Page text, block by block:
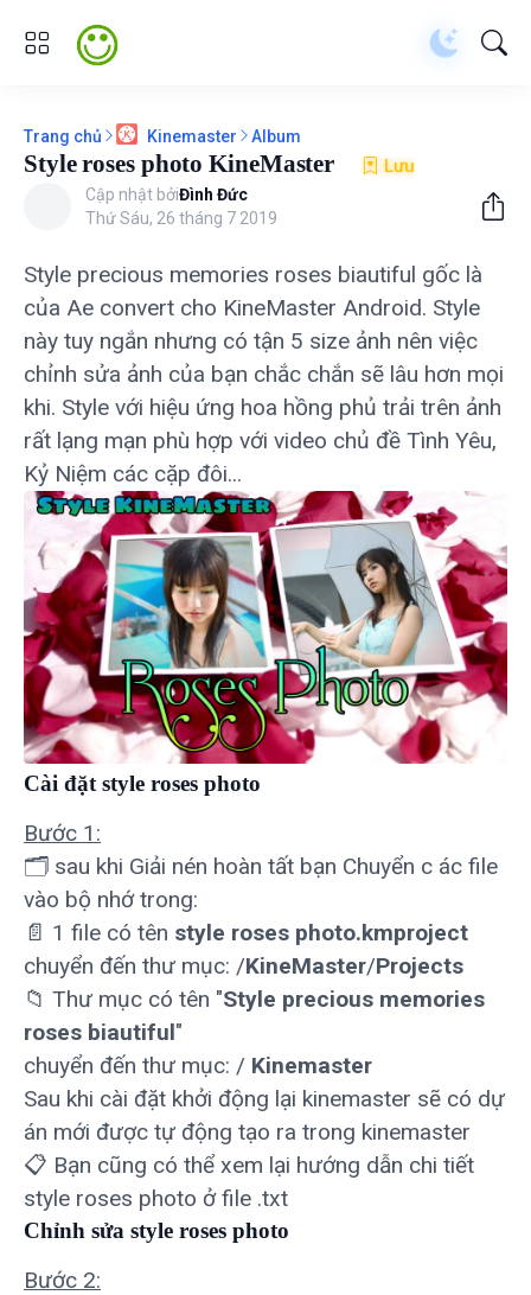
Trang chủ Kinemaster Album
Style roses photo KineMaster Lưu
Cập nhật bởiĐình Đức
Thứ Sáu, 26 tháng 7 2019
Style precious memories roses biautiful gốc là
của Ae convert cho KineMaster Android. Style
này tuy ngắn nhưng có tận 5 size ảnh nên việc
chỉnh sửa ảnh của bạn chắc chắn sẽ lâu hơn mọi
khi. Style với hiệu ứng hoa hồng phủ trải trên ảnh
rất lạng mạn phù hợp với video chủ đề Tình Yêu,
Kỷ Niệm các cặp đôi...
Cài đặt style roses photo
Bước 1:
🗂 sau khi Giải nén hoàn tất bạn Chuyển c ác file
vào bộ nhớ trong:
📄 1 file có tên style roses photo.kmproject
chuyển đến thư mục: /KineMaster/Projects
📁 Thư mục có tên "Style precious memories
roses biautiful"
chuyển đến thư mục: / Kinemaster
Sau khi cài đặt khởi động lại kinemaster sẽ có dự
án mới được tự động tạo ra trong kinemaster
📋 Bạn cũng có thể xem lại hướng dẫn chi tiết
style roses photo ở file .txt
Chỉnh sửa style roses photo
Bước 2: